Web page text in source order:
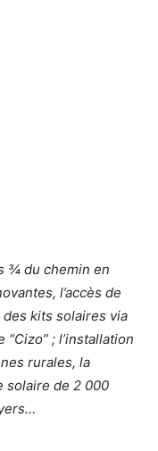
¾ du chemin en
l’accès de
des kits solaires via
; l’installation
rurales, la
solaire de 2 000